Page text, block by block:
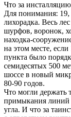
Что за
Для понимания: 19,
лихорадка. Весь
шурфов, воронок,
находка-
на этом месте,
пункта было
семидесятых 500
шоссе в новый
80-90 годов.
Что могли держать
примыкания линий
угла. И что за